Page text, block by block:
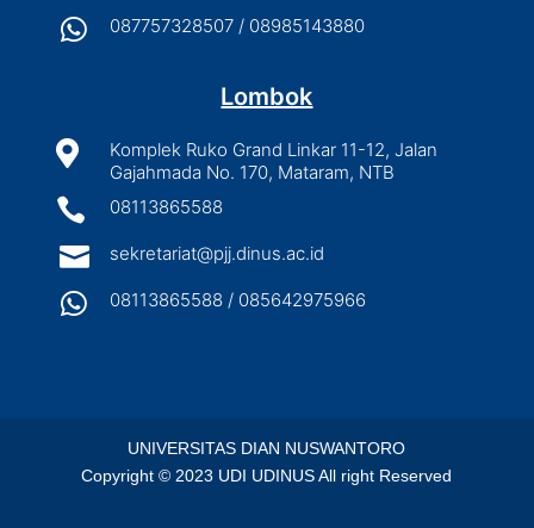
 087757328507 / 08985143880
Lombok

Komplek Ruko Grand Linkar 11-12, Jalan
Gajahmada No. 170, Mataram, NTB
 08113865588
 sekretariat@pjj.dinus.ac.id
 08113865588 / 085642975966
UNIVERSITAS DIAN NUSWANTORO
Copyright © 2023 UDI UDINUS All right Reserved